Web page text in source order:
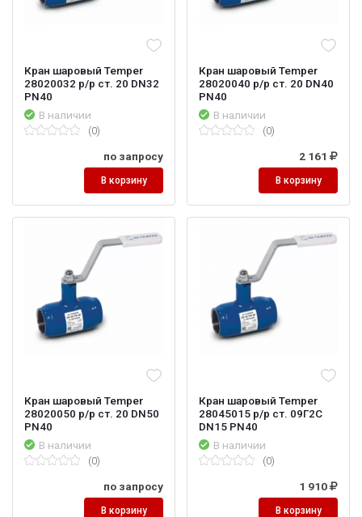
Кран шаровый Temper
28020032 р/р ст. 20 DN32
PN40
В наличии
(0)
по запросу
В корзину
Кран шаровый Temper
28020040 р/р ст. 20 DN40
PN40
В наличии
(0)
2 161
В корзину
Кран шаровый Temper
28020050 р/р ст. 20 DN50
PN40
В наличии
(0)
по запросу
В корзину
Кран шаровый Temper
28045015 р/р ст. 09Г2С
DN15 PN40
В наличии
(0)
1 910
В корзину